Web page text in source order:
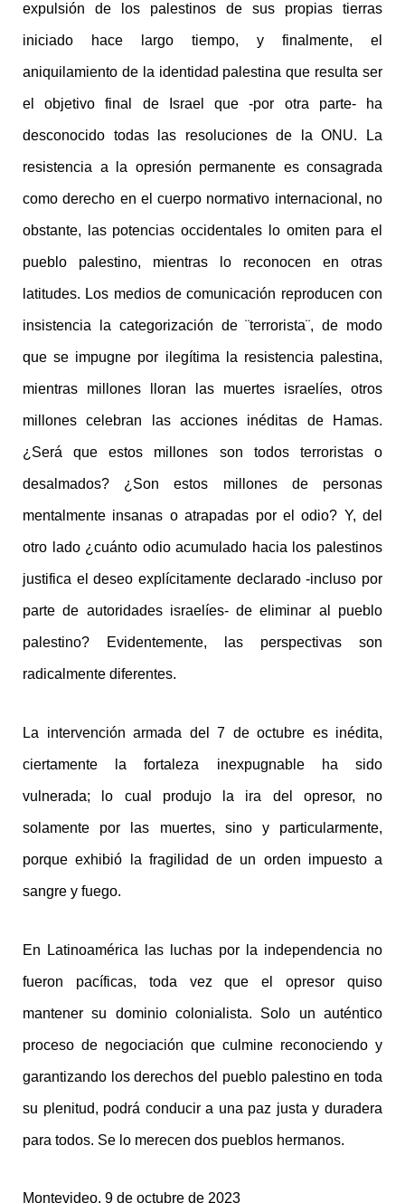
expulsión de los palestinos de sus propias tierras
iniciado hace largo tiempo, y finalmente, el
aniquilamiento de la identidad palestina que resulta ser
el objetivo final de Israel que -por otra parte- ha
desconocido todas las resoluciones de la ONU. La
resistencia a la opresión permanente es consagrada
como derecho en el cuerpo normativo internacional, no
obstante, las potencias occidentales lo omiten para el
pueblo palestino, mientras lo reconocen en otras
latitudes. Los medios de comunicación reproducen con
insistencia la categorización de ¨terrorista¨, de modo
que se impugne por ilegítima la resistencia palestina,
mientras millones lloran las muertes israelíes, otros
millones celebran las acciones inéditas de Hamas.
¿Será que estos millones son todos terroristas o
desalmados? ¿Son estos millones de personas
mentalmente insanas o atrapadas por el odio? Y, del
otro lado ¿cuánto odio acumulado hacia los palestinos
justifica el deseo explícitamente declarado -incluso por
parte de autoridades israelíes- de eliminar al pueblo
palestino? Evidentemente, las perspectivas son
radicalmente diferentes.
La intervención armada del 7 de octubre es inédita,
ciertamente la fortaleza inexpugnable ha sido
vulnerada; lo cual produjo la ira del opresor, no
solamente por las muertes, sino y particularmente,
porque exhibió la fragilidad de un orden impuesto a
sangre y fuego.
En Latinoamérica las luchas por la independencia no
fueron pacíficas, toda vez que el opresor quiso
mantener su dominio colonialista. Solo un auténtico
proceso de negociación que culmine reconociendo y
garantizando los derechos del pueblo palestino en toda
su plenitud, podrá conducir a una paz justa y duradera
para todos. Se lo merecen dos pueblos hermanos.
Montevideo, 9 de octubre de 2023